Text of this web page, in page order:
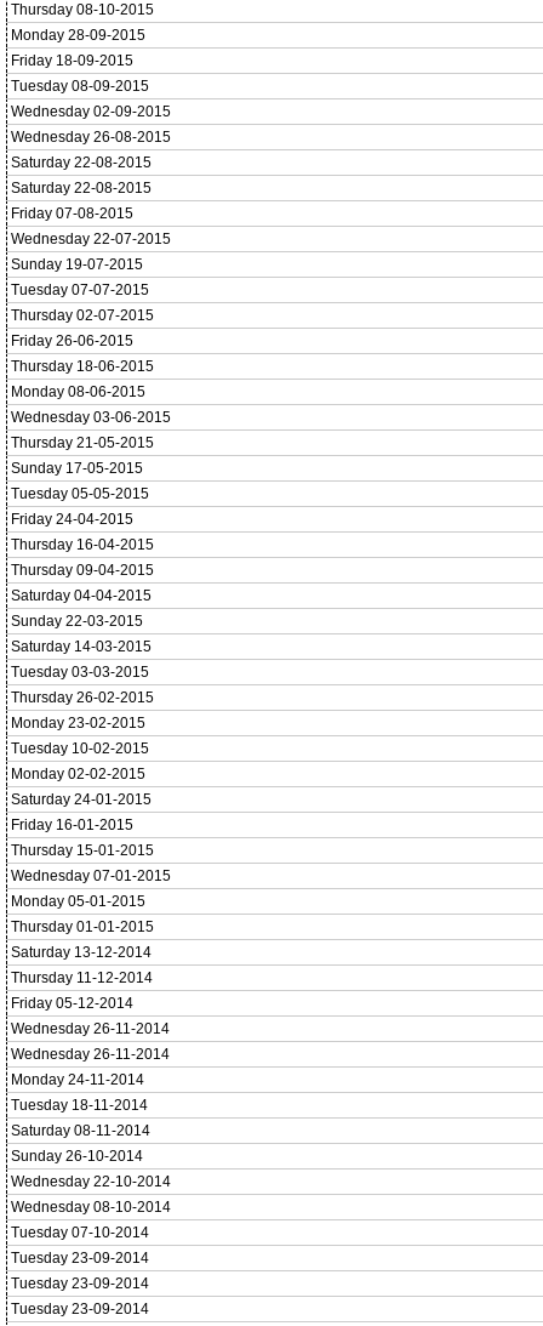
Thursday 08-10-2015
Monday 28-09-2015
Friday 18-09-2015
Tuesday 08-09-2015
Wednesday 02-09-2015
Wednesday 26-08-2015
Saturday 22-08-2015
Saturday 22-08-2015
Friday 07-08-2015
Wednesday 22-07-2015
Sunday 19-07-2015
Tuesday 07-07-2015
Thursday 02-07-2015
Friday 26-06-2015
Thursday 18-06-2015
Monday 08-06-2015
Wednesday 03-06-2015
Thursday 21-05-2015
Sunday 17-05-2015
Tuesday 05-05-2015
Friday 24-04-2015
Thursday 16-04-2015
Thursday 09-04-2015
Saturday 04-04-2015
Sunday 22-03-2015
Saturday 14-03-2015
Tuesday 03-03-2015
Thursday 26-02-2015
Monday 23-02-2015
Tuesday 10-02-2015
Monday 02-02-2015
Saturday 24-01-2015
Friday 16-01-2015
Thursday 15-01-2015
Wednesday 07-01-2015
Monday 05-01-2015
Thursday 01-01-2015
Saturday 13-12-2014
Thursday 11-12-2014
Friday 05-12-2014
Wednesday 26-11-2014
Wednesday 26-11-2014
Monday 24-11-2014
Tuesday 18-11-2014
Saturday 08-11-2014
Sunday 26-10-2014
Wednesday 22-10-2014
Wednesday 08-10-2014
Tuesday 07-10-2014
Tuesday 23-09-2014
Tuesday 23-09-2014
Tuesday 23-09-2014